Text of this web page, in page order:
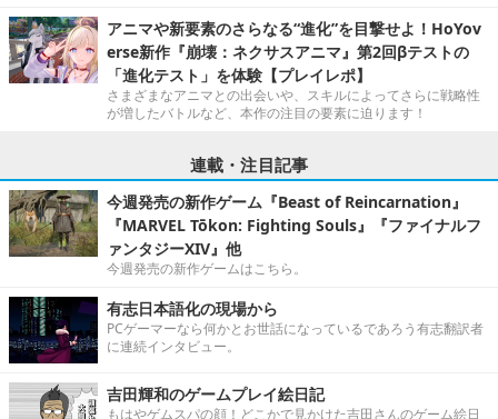
アニマや新要素のさらなる“進化”を目撃せよ！HoYov
erse新作『崩壊：ネクサスアニマ』第2回βテストの
「進化テスト」を体験【プレイレポ】
さまざまなアニマとの出会いや、スキルによってさらに戦略性
が増したバトルなど、本作の注目の要素に迫ります！
連載・注目記事
今週発売の新作ゲーム『Beast of Reincarnation』
『MARVEL Tōkon: Fighting Souls』『ファイナルフ
ァンタジーXIV』他
今週発売の新作ゲームはこちら。
有志日本語化の現場から
PCゲーマーなら何かとお世話になっているであろう有志翻訳者
に連続インタビュー。
吉田輝和のゲームプレイ絵日記
もはやゲムスパの顔！どこかで見かけた吉田さんのゲーム絵日